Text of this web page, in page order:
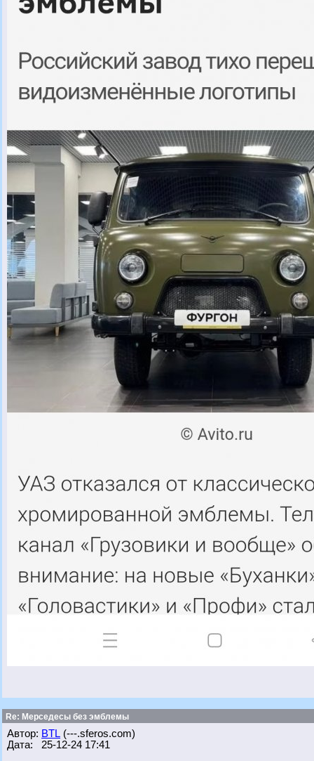
Re: Мерседесы без эмблемы
Автор: BTL (---.sferos.com)
Дата: 25-12-24 17:41